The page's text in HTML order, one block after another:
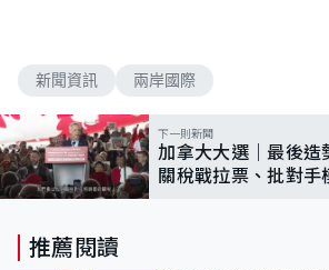
新聞資訊 兩岸國際
下一則新聞
加拿大大選｜最後
關稅戰拉票、批對
推薦閱讀